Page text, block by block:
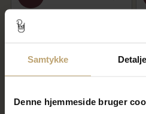
Samtykke
Denne hjemmeside bruger
Pandora ME Grøn Chakra